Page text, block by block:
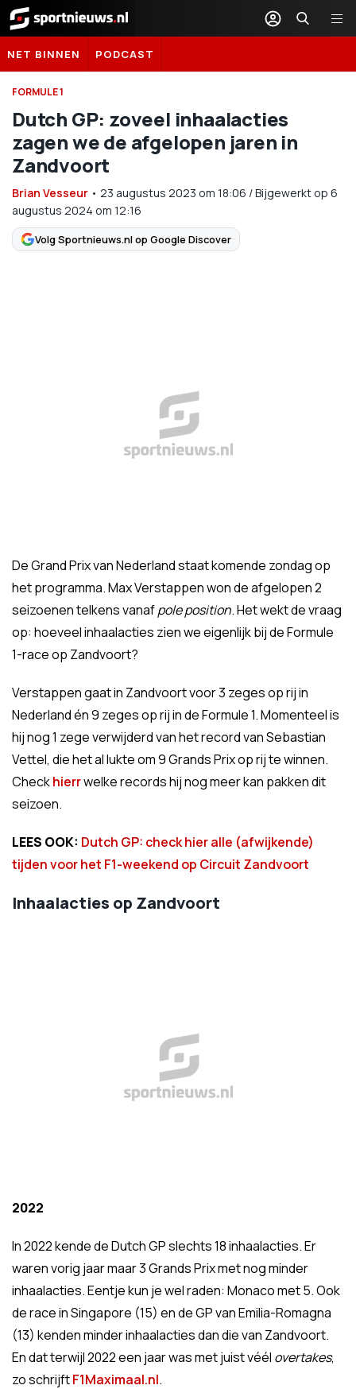
Sportnieuws.nl
NET BINNEN PODCAST
FORMULE 1
Dutch GP: zoveel inhaalacties
zagen we de afgelopen jaren in
Zandvoort
Brian Vesseur • 23 augustus 2023 om 18:06 /Bijgewerkt op 6
augustus 2024 om 12:16
Volg Sportnieuws.nl op Google Discover
De Grand Prix van Nederland staat komende zondag op
het programma. Max Verstappen won de afgelopen 2
seizoenen telkens vanafpole position. Het wekt de vraag
op: hoeveel inhaalacties zien we eigenlijk bij de Formule
1-race op Zandvoort?
Verstappen gaat in Zandvoort voor 3 zeges op rij in
Nederland én 9 zeges op rij in de Formule 1. Momenteel is
hij nog 1 zege verwijderd van het record van Sebastian
Vettel, die het al lukte om 9 Grands Prix op rij te winnen.
Checkhierrwelke records hij nog meer kan pakken dit
seizoen.
LEES OOK: Dutch GP: check hier alle (afwijkende)
tijden voor het F1-weekend op Circuit Zandvoort
Inhaalacties op Zandvoort
2022
In 2022 kende de Dutch GP slechts 18 inhaalacties. Er
waren vorig jaar maar 3 Grands Prix met nog minder
inhaalacties. Eentje kun je wel raden: Monaco met 5. Ook
de race in Singapore (15) en de GP van Emilia-Romagna
(13) kenden minder inhaalacties dan die van Zandvoort.
En dat terwijl 2022 een jaar was met juist véél overtakes,
zo schrijftF1Maximaal.nl.